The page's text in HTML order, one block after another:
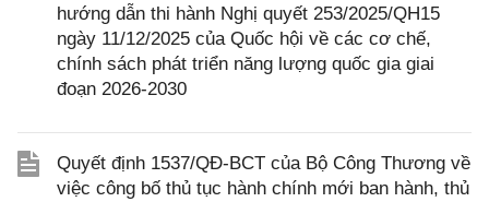
hướng dẫn thi hành Nghị quyết 253/2025/QH15
ngày 11/12/2025 của Quốc hội về các cơ chế,
chính sách phát triển năng lượng quốc gia giai
đoạn 2026-2030
Quyết định 1537/QĐ-BCT của Bộ Công Thương về
việc công bố thủ tục hành chính mới ban hành, thủ